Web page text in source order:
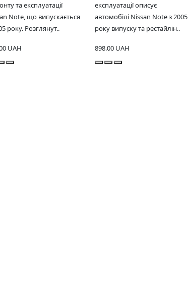
та експлуатації
Note, що випускається
року. Розглянут..
UAH
експлуатації описує
автомобілі Nissan Note з 2005
року випуску та рестайлін..
898.00 UAH